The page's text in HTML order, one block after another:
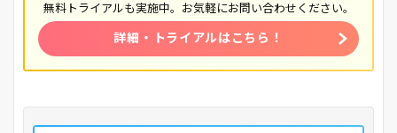
無料トライアルも実施中。お気軽にお問い合わせください。
詳細・トライアルはこちら！